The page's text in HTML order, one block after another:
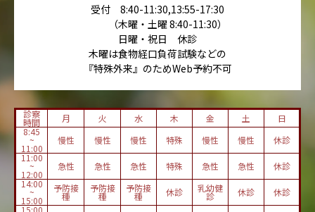
受付 8:40-11:30,13:55-17:30
（木曜・土曜 8:40-11:30）
日曜・祝日 休診
木曜は食物経口負荷試験などの
『特殊外来』のためWeb予約不可
診察
時間 月 火 水 木 金 土
日
8:45
~
11:00
慢性 慢性 慢性 特殊 慢性 慢性
休診
11:00
~
12:00
急性 急性 急性 特殊 急性 急性
休診
14:00
~
15:00
予防接
種
予防接
種
予防接
種 休診 乳幼健
診 休診
休診
15:00